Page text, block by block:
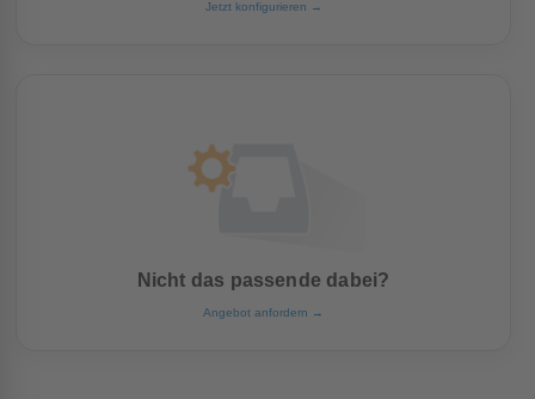
Jetzt konfigurieren →
Nicht das passende dabei?
Angebot anfordern →